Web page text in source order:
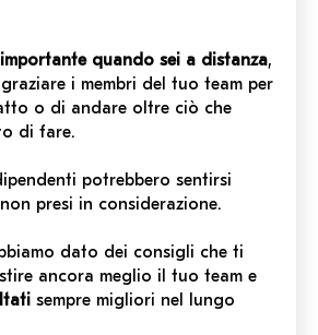
quando sei a distanza,
i membri del tuo team per
o di andare oltre ciò che
di fare.
potrebbero sentirsi
presi in considerazione.
dato dei consigli che ti
ancora meglio il tuo team e
sempre migliori nel lungo